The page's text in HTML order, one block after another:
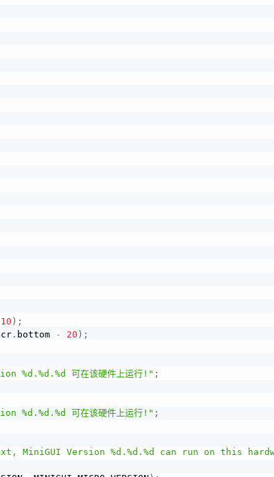
10 ) ;
. bottom - 20 ) ;
%d.%d.%d 可在该硬件上运行!" ;
%d.%d.%d 可在该硬件上运行!" ;
Version %d.%d.%d can run on this